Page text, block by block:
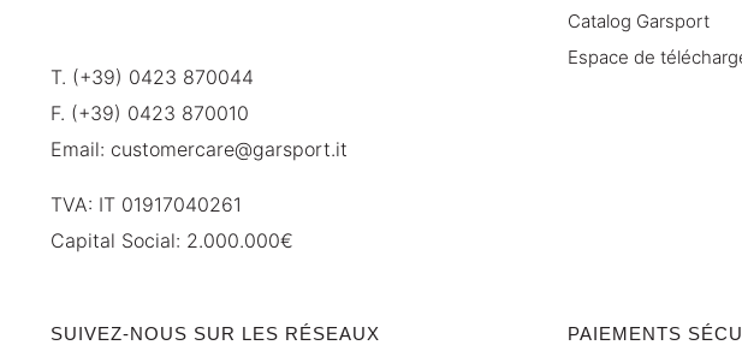
T. (+39) 0423 870044
F. (+39) 0423 870010
Email: customercare@garsport.it
TVA: IT 01917040261
Capital Social: 2.000.000€
Catalog Garsport
Espace de
SUIVEZ-NOUS SUR LES RÉSEAUX PAIEMENTS